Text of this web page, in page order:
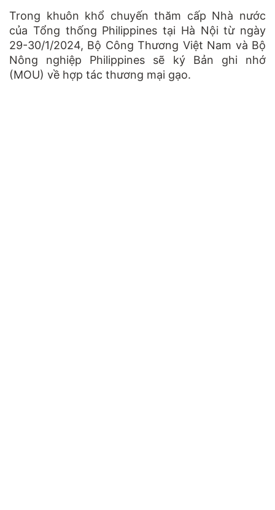
Trong khuôn khổ chuyến thăm cấp Nhà nước
của Tổng thống Philippines tại Hà Nội từ ngày
29-30/1/2024, Bộ Công Thương Việt Nam và Bộ
Nông nghiệp Philippines sẽ ký Bản ghi nhớ
(MOU) về hợp tác thương mại gạo.